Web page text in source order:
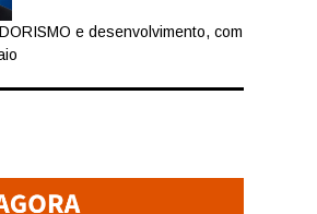
e desenvolvimento, com